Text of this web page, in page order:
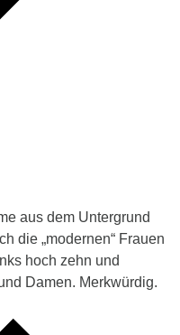
aus dem Untergrund
die „modernen“ Frauen
hoch zehn und
Damen. Merkwürdig.